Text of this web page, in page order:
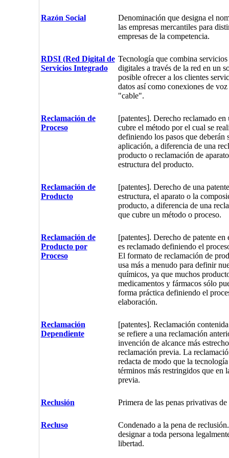
Razón Social
Denominación que designa el
las empresas mercantiles para
empresas de la competencia.
RDSI (Red Digital de
Servicios Integrado
Tecnología que combina
digitales a través de la red en un
posible ofrecer a los clientes
datos así como conexiones de
"cable".
Reclamación de
Proceso
[patentes]. Derecho reclamado en
cubre el método por el cual se
definiendo los pasos que deberán
aplicación, a diferencia de una
producto o reclamación de
estructura del producto.
Reclamación de
Producto
[patentes]. Derecho de una
estructura, el aparato o la
producto, a diferencia de una
que cubre un método o proceso.
Reclamación de
Producto por
Proceso
[patentes]. Derecho de patente
es reclamado definiendo el
El formato de reclamación de
usa más a menudo para definir
químicos, ya que muchos
medicamentos y fármacos sólo
forma práctica definiendo el
elaboración.
Reclamación
Dependiente
[patentes]. Reclamación
se refiere a una reclamación
invención de alcance más
reclamación previa. La
redacta de modo que la tecnología
términos más restringidos que en
previa.
Reclusión Primera de las penas privativas
Recluso
Condenado a la pena de
designar a toda persona
libertad.